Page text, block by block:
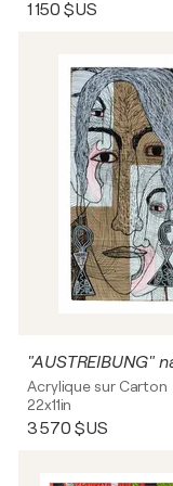
1 150 $US
Acrylique sur Carton
22x11in
3 570 $US